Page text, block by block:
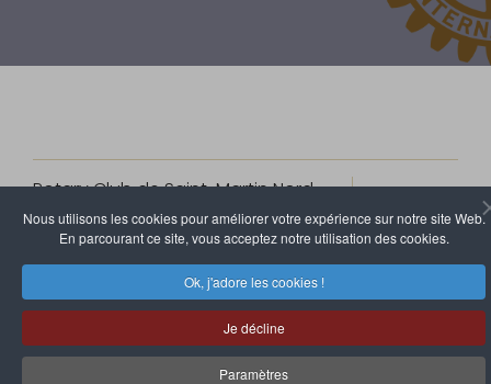
Nous utilisons les cookies pour améliorer votre expérience sur notre site Web.
En parcourant ce site, vous acceptez notre utilisation des cookies.
Ok, j'adore les cookies !
Je décline
Paramètres
Rotary Club de Saint-Martin Nord
11 Juillet 2015
Clics : 4234